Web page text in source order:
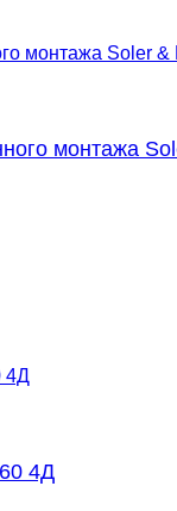
монтажа
4Д